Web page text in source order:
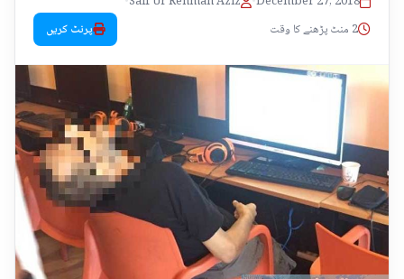
2 منٹ پڑھنے کا وقت
پرنٹ کریں